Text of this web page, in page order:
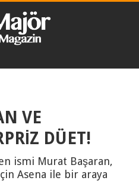
VE
DÜET!
ismi Murat Başaran,
Asena ile bir araya